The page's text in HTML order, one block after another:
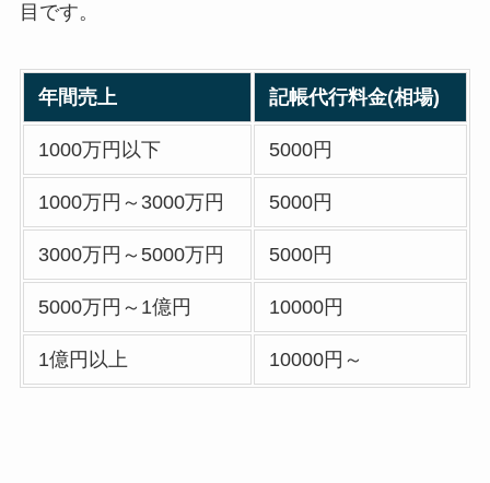
目です。
年間売上 記帳代行料金(相場)
1000万円以下 5000円
1000万円～3000万円 5000円
3000万円～5000万円 5000円
5000万円～1億円 10000円
1億円以上 10000円～